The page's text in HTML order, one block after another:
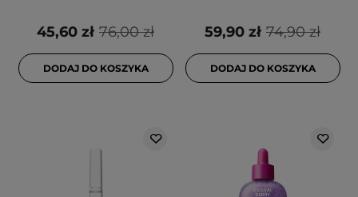
76,00 zł
45,60 zł
DODAJ DO KOSZYKA
74,90 zł
59,90 zł
DODAJ DO KOSZYKA